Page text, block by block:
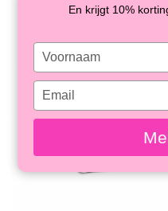
En krijgt 10%
Type
your
name
Type
your
email